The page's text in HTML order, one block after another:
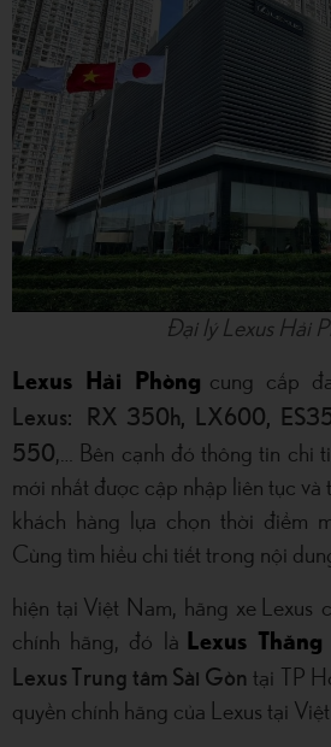
Đại lý Lexus Hải
Lexus Hải Phòng cung cấp
Lexus: RX 350h, LX600,
550,… Bên cạnh đó thông tin chi
mới nhất được cập nhập liên tục và
khách hàng lựa chọn thời điểm
Cùng tìm hiểu chi tiết trong nội
hiện tại Việt Nam, hãng xe Lexus
chính hãng, đó là Lexus
Lexus Trung tâm Sài Gòn tại TP
quyền chính hãng của Lexus tại